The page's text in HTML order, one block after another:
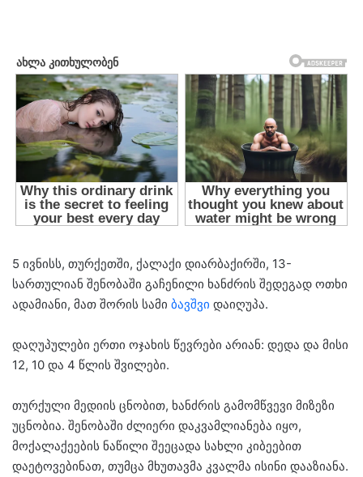
5 ივნისს, თურქეთში, ქალაქი დიარბაქირში, 13-
სართულიან შენობაში გაჩენილი ხანძრის შედეგად ოთხი
ადამიანი, მათ შორის სამი ბავშვი დაიღუპა.
დაღუპულები ერთი ოჯახის წევრები არიან: დედა და მისი
12, 10 და 4 წლის შვილები.
თურქული მედიის ცნობით, ხანძრის გამომწვევი მიზეზი
უცნობია. შენობაში ძლიერი დაკვამლიანება იყო,
მოქალაქეების ნაწილი შეეცადა სახლი კიბეებით
დაეტოვებინათ, თუმცა მხუთავმა კვალმა ისინი დააზიანა.